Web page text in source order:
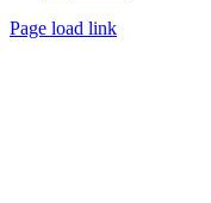
Page load link